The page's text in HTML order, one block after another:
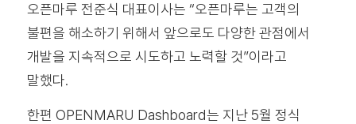
오픈마루 전준식 대표이사는 “오픈마루는 고객의
불편을 해소하기 위해서 앞으로도 다양한 관점에서
개발을 지속적으로 시도하고 노력할 것”이라고
말했다.
한편 OPENMARU Dashboard는 지난 5월 정식